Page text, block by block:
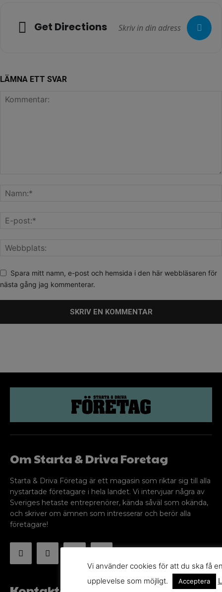
Get Directions
LÄMNA ETT SVAR
Spara mitt namn, e-post och hemsida i den här webbläsaren för
nästa gång jag kommenterar.
Om Starta & Driva Foretag
Starta & Driva Företag är ett magasin som riktar sig till alla
nystartade företagare i hela landet. Vi intervjuar några av
Sveriges hetaste entreprenörer, kända såväl som okända,
och skriver om ämnen som intresserar och berör alla
företagare!
Vi använder cookies för att du ska få
upplevelse som möjligt.
Acceptera